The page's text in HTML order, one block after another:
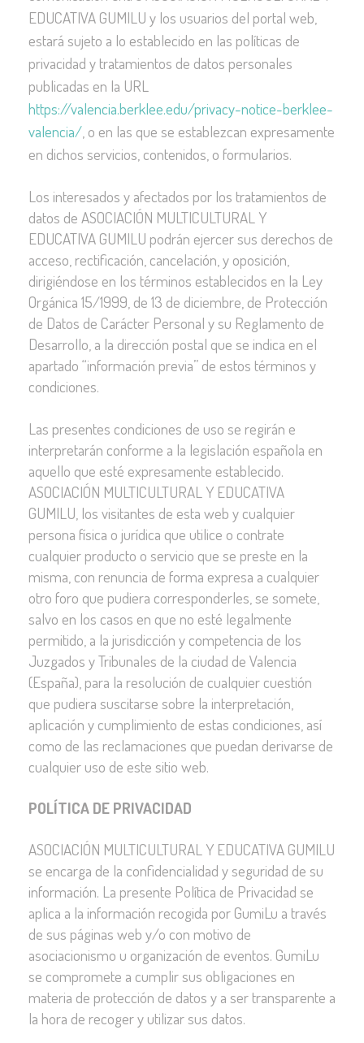
EDUCATIVA GUMILU y los usuarios del portal web,
estará sujeto a lo establecido en las políticas de
privacidad y tratamientos de datos personales
publicadas en la URL
https://valencia.berklee.edu/privacy-notice-berklee-
valencia/, o en las que se establezcan expresamente
en dichos servicios, contenidos, o formularios.
Los interesados y afectados por los tratamientos de
datos de ASOCIACIÓN MULTICULTURAL Y
EDUCATIVA GUMILU podrán ejercer sus derechos de
acceso, rectificación, cancelación, y oposición,
dirigiéndose en los términos establecidos en la Ley
Orgánica 15/1999, de 13 de diciembre, de Protección
de Datos de Carácter Personal y su Reglamento de
Desarrollo, a la dirección postal que se indica en el
apartado “información previa” de estos términos y
condiciones.
Las presentes condiciones de uso se regirán e
interpretarán conforme a la legislación española en
aquello que esté expresamente establecido.
ASOCIACIÓN MULTICULTURAL Y EDUCATIVA
GUMILU, los visitantes de esta web y cualquier
persona física o jurídica que utilice o contrate
cualquier producto o servicio que se preste en la
misma, con renuncia de forma expresa a cualquier
otro foro que pudiera corresponderles, se somete,
salvo en los casos en que no esté legalmente
permitido, a la jurisdicción y competencia de los
Juzgados y Tribunales de la ciudad de Valencia
(España), para la resolución de cualquier cuestión
que pudiera suscitarse sobre la interpretación,
aplicación y cumplimiento de estas condiciones, así
como de las reclamaciones que puedan derivarse de
cualquier uso de este sitio web.
POLÍTICA DE PRIVACIDAD
ASOCIACIÓN MULTICULTURAL Y EDUCATIVA GUMILU
se encarga de la confidencialidad y seguridad de su
información. La presente Política de Privacidad se
aplica a la información recogida por GumiLu a través
de sus páginas web y/o con motivo de
asociacionismo u organización de eventos. GumiLu
se compromete a cumplir sus obligaciones en
materia de protección de datos y a ser transparente a
la hora de recoger y utilizar sus datos.